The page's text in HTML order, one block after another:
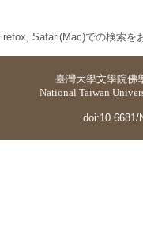
Safari(Mac)での検索を
臺灣大學文學院佛
National Taiwan
doi:10.6681/